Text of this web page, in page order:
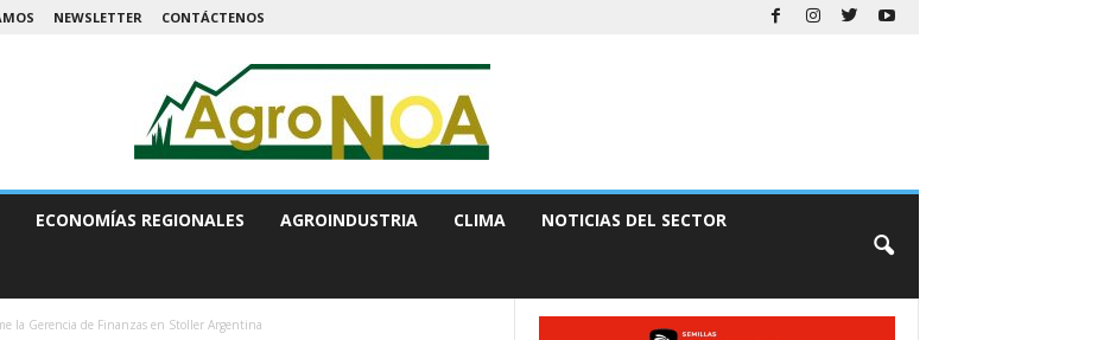
NEWSLETTER CONTÁCTENOS
ECONOMÍAS REGIONALES AGROINDUSTRIA CLIMA NOTICIAS DEL SECTOR
la Gerencia de Finanzas en Stoller Argentina